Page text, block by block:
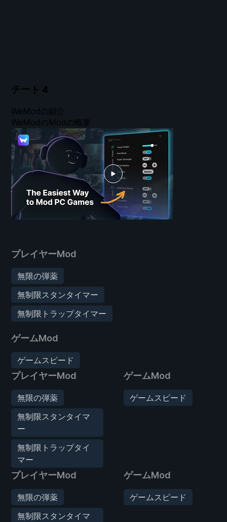
チート 4
プレイヤーMod
無限の弾薬
無制限スタンタイマー
無制限トラップタイマー
ゲームMod
ゲームスピード
プレイヤーMod
無限の弾薬
無制限スタンタイマ
ー
無制限トラップタイ
マー
ゲームMod
ゲームスピード
プレイヤーMod
無限の弾薬
無制限スタンタイマ
ゲームMod
ゲームスピード
WeModの紹介
WeModのModの概要